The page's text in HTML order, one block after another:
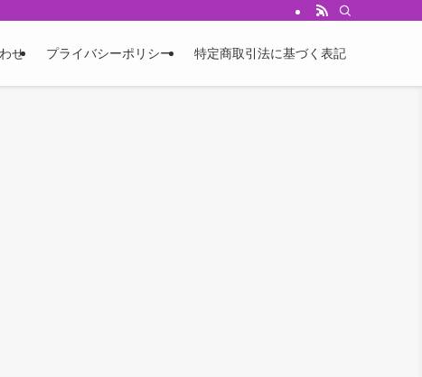
せ プライバシーポリシー 特定商取引法に基づく表記